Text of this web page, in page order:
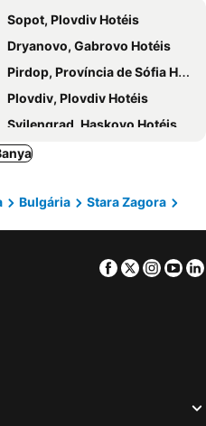
Sopot, Plovdiv Hotéis
Dryanovo, Gabrovo Hotéis
Pirdop, Província de Sófia Hotéis
Plovdiv, Plovdiv Hotéis
Svilengrad, Haskovo Hotéis
Haskovo, Haskovo Hotéis
Stara Zagora, Stara Zagora Hotéis
Sunny Beach, Burgas Hotéis
Burgas, Burgas Hotéis
Bulgária
Stara Zagora
Facebook
Twitter